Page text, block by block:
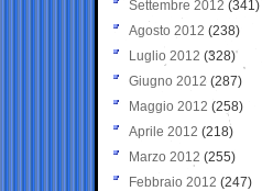
Settembre 2012 (341)
Agosto 2012 (238)
Luglio 2012 (328)
Giugno 2012 (287)
Maggio 2012 (258)
Aprile 2012 (218)
Marzo 2012 (255)
Febbraio 2012 (247)